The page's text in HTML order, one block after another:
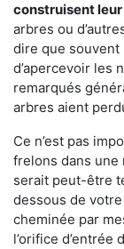
construisent leur
arbres ou
dire que souvent
d’apercevoir les
remarqués
arbres aient
Ce n’est pas
frelons dans une
serait peut-être
dessous de
cheminée par
l’orifice